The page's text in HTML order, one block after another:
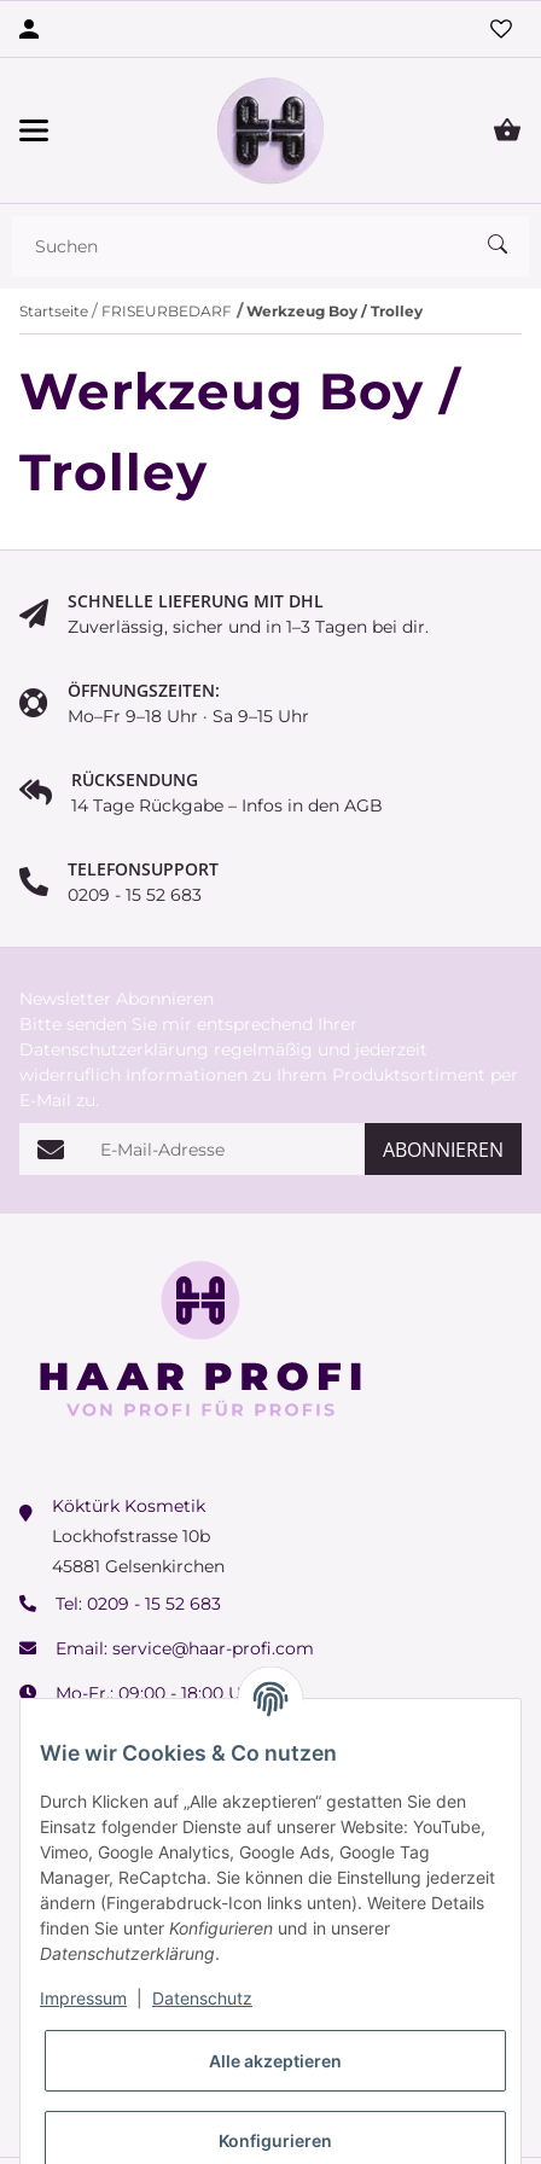
Wie wir Cookies & Co nutzen
Durch Klicken auf „Alle akzeptieren“ gestatten Sie den
Einsatz folgender Dienste auf unserer Website: YouTube,
Vimeo, Google Analytics, Google Ads, Google Tag
Manager, ReCaptcha. Sie können die Einstellung jederzeit
ändern (Fingerabdruck-Icon links unten). Weitere Details
finden Sie unter Konfigurieren und in unserer
Datenschutzerklärung.
Impressum Datenschutz
Alle akzeptieren
Konfigurieren
Startseite FRISEURBEDARF Werkzeug Boy / Trolley
Werkzeug Boy /
Trolley
SCHNELLE LIEFERUNG MIT DHL
Zuverlässig, sicher und in 1–3 Tagen bei dir.
ÖFFNUNGSZEITEN:
Mo–Fr 9–18 Uhr · Sa 9–15 Uhr
RÜCKSENDUNG
14 Tage Rückgabe – Infos in den AGB
TELEFONSUPPORT
0209 - 15 52 683
Newsletter Abonnieren
Bitte senden Sie mir entsprechend Ihrer
Datenschutzerklärung regelmäßig und jederzeit
widerruflich Informationen zu Ihrem Produktsortiment per
E-Mail zu.
E-Mail-Adresse ABONNIEREN
Köktürk Kosmetik
Lockhofstrasse 10b
45881 Gelsenkirchen
Tel: 0209 - 15 52 683
Email: service@haar-profi.com
Mo-Fr.: 09:00 - 18:00 Uhr
Samstag: 09:00 - 15:00 Uhr
Informationen
Zahlung & Versand